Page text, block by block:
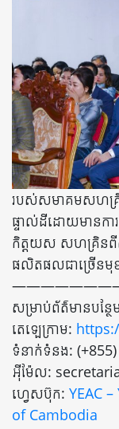
របស់សមាគមសហគ្រិន
ផ្ទាល់ដីដោយមានកា
កិត្តយស សហគ្រិនពី
ផលិតផលជាច្រើនមុ
សម្រាប់ព័ត៌មានបន្ថែ
តេឡេក្រាម:
ទំនាក់ទំនង:
អ៊ីម៉ែល:
ហ្វេសប៊ុក: YEAC
of Cambodia